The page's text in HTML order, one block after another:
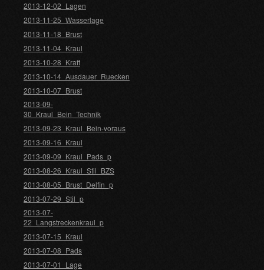
2013-12-02_Lagen
2013-11-25_Wasserlage
2013-11-18_Brust
2013-11-04_Kraul
2013-10-28_Kraft
2013-10-14_Ausdauer_Ruecken
2013-10-07_Brust
2013-09-
30_Kraul_Bein_Technik
2013-09-23_Kraul_Bein-voraus
2013-09-16_Kraul
2013-09-09_Kraul_Pads_p
2013-08-26_Kraul_Stil_BZS
2013-08-05_Brust_Delfin_p
2013-07-29_Stil_p
2013-07-
22_Langstreckenkraul_p
2013-07-15_Kraul
2013-07-08_Pads
2013-07-01_Lage